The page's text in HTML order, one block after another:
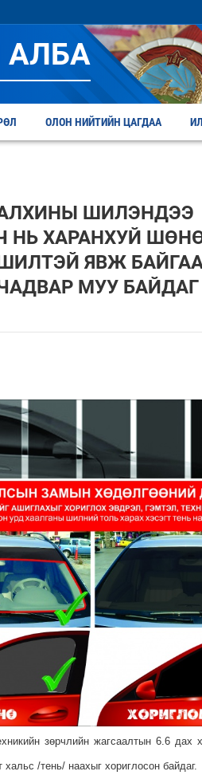
АЛБА
ОЛОН НИЙТИЙН ЦАГДАА
ШИЛЭНДЭЭ
НЬ ХАРАНХУЙ
ЯВЖ
МУУ БАЙДАГ
зөрчлийн жагсаалтын 6.6 дах
/тень/ наахыг хориглосон байдаг.